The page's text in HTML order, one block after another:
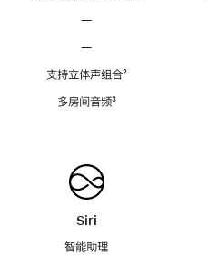
—
—
支持立体声组合脚
²
多房间音频脚
³
Siri
智能助理